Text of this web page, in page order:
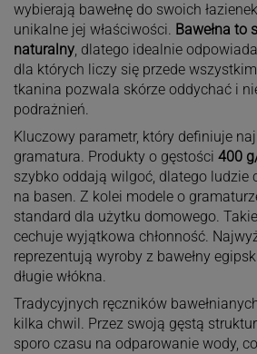
wybierają bawełnę do swoich
unikalne jej właściwości. Bawełna to
naturalny, dlatego idealnie
dla których liczy się przede
tkanina pozwala skórze oddychać i
podrażnień.
Kluczowy parametr, który definiuje
gramatura. Produkty o gęstości 400
szybko oddają wilgoć, dlatego ludzie
na basen. Z kolei modele o
standard dla użytku domowego.
cechuje wyjątkowa chłonność.
reprezentują wyroby z bawełny
długie włókna.
Tradycyjnych ręczników
kilka chwil. Przez swoją gęstą
sporo czasu na odparowanie wody,